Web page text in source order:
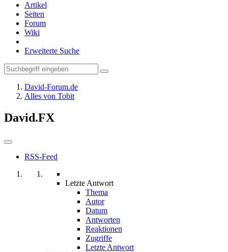
Artikel
Seiten
Forum
Wiki
Erweiterte Suche
David-Forum.de
Alles von Tobit
David.FX
RSS-Feed
Letzte Antwort
Thema
Autor
Datum
Antworten
Reaktionen
Zugriffe
Letzte Antwort